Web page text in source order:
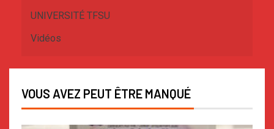
UNIVERSITÉ TFSU
Vidéos
VOUS AVEZ PEUT ÊTRE MANQUÉ